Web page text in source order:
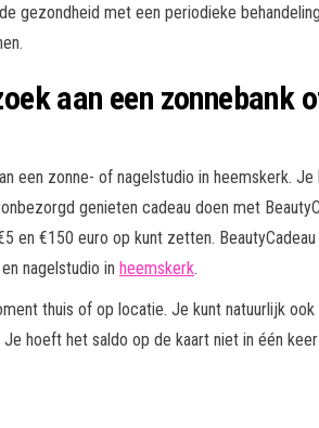
gezondheid met een periodieke
aan een zonnebank
een zonne- of nagelstudio in heemskerk.
genieten cadeau doen met
en €150 euro op kunt zetten.
nagelstudio in heemskerk.
thuis of op locatie. Je kunt natuurlijk
hoeft het saldo op de kaart niet in één